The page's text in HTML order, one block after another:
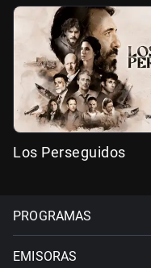
Los Perseguidos
PROGRAMAS
EMISORAS